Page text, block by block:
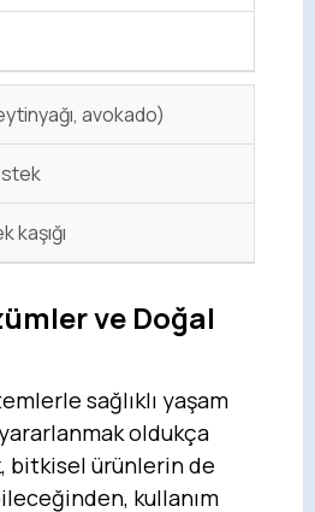
avokado)
kaşığı
ve Doğal
sağlıklı yaşam
oldukça
bitkisel ürünlerin de
kullanım